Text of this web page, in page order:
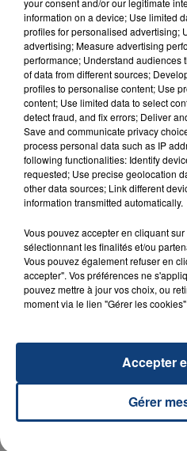
d'un liquide inflammable.
20 juillet 2026
UNE ADOLESCENTE
OPÉRER DE LA
La famille a porté plainte
reconnu sa
excuses.
TITRES DIFFUSÉS
11h41
11h41
your consent and/or our legitimate
information on a device; Use limited
profiles for personalised advertising;
advertising; Measure advertising
performance; Understand audiences
of data from different sources;
profiles to personalise content; Use
content; Use limited data to select
detect fraud, and fix errors; Deliver
Save and communicate privacy
process personal data such as IP
following functionalities: Identify
requested; Use precise geolocation
other data sources; Link different
information transmitted automatically.
Vous pouvez accepter en cliquant
sélectionnant les finalités et/ou
Vous pouvez également refuser en
accepter". Vos préférences ne
pouvez mettre à jour vos choix, ou
moment via le lien "Gérer les
Gérer
Accepter